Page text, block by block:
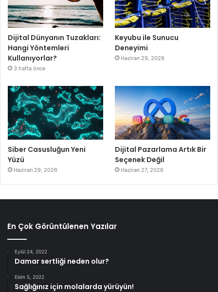
Dijital Dünyanın Tuzakları:
Hangi Yöntemleri
Kullanıyorlar?
3 hafta önce
Keyubu ile Sunucu
Deneyimi
Haziran 29, 2026
Siber Casusluğun Yeni
Yüzü
Haziran 29, 2026
Dijital Pazarlama Artık Bir
Seçenek Değil
Haziran 27, 2026
En Çok Görüntülenen Yazılar
Eylül 24, 2022
Damar sertliği neden olur?
Ekim 5, 2022
Sağlığınız için molalarda yürüyün!